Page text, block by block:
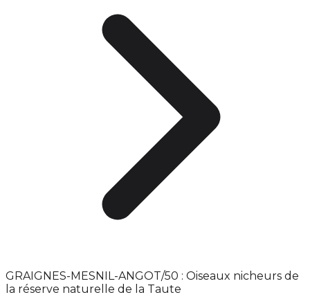
GRAIGNES-MESNIL-ANGOT/50 : Oiseaux nicheurs de
la réserve naturelle de la Taute